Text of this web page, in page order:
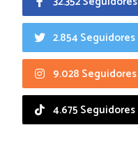
2.854 Seguidores
9.028 Seguidores
4.675 Seguidores